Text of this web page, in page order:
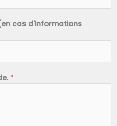
cas d'informations
*